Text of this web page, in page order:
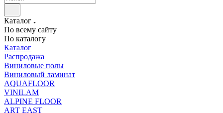
Каталог
По всему сайту
По каталогу
Каталог
Распродажа
Виниловые полы
Виниловый ламинат
AQUAFLOOR
VINILAM
ALPINE FLOOR
ART EAST